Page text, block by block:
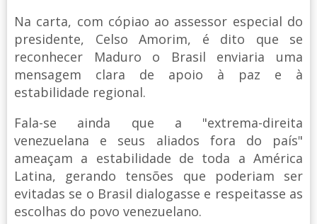
Na carta, com cópiao ao assessor especial do
presidente, Celso Amorim, é dito que se
reconhecer Maduro o Brasil enviaria uma
mensagem clara de apoio à paz e à
estabilidade regional.
Fala-se ainda que a "extrema-direita
venezuelana e seus aliados fora do país"
ameaçam a estabilidade de toda a América
Latina, gerando tensões que poderiam ser
evitadas se o Brasil dialogasse e respeitasse as
escolhas do povo venezuelano.